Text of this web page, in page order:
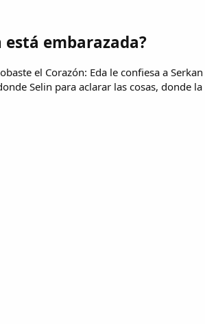
está embarazada?
el Corazón: Eda le confiesa a Serkan
Selin para aclarar las cosas, donde la